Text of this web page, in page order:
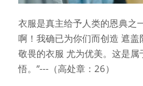
衣服是真主给予人类的恩典之
啊！我确已为你们而创造 遮盖
敬畏的衣服 尤为优美。这是
悟。”---（高处章：26）